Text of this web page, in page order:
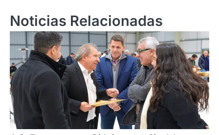
Noticias Relacionadas